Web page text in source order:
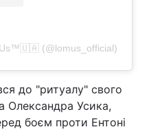
(@lomus_official)
до "ритуалу" свого
Олександра Усика,
боєм проти Ентоні